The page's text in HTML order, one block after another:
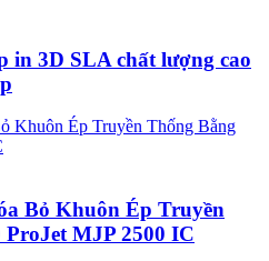
in 3D SLA chất lượng cao
Bỏ Khuôn Ép Truyền
MJP 2500 IC